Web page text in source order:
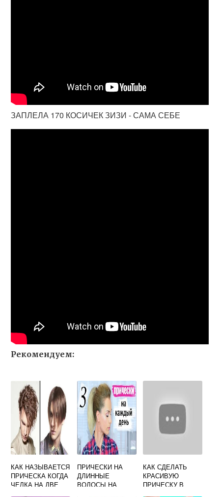
ЗАПЛЕЛА 170 КОСИЧЕК ЗИЗИ - САМА СЕБЕ
Рекомендуем:
КАК НАЗЫВАЕТСЯ
ПРИЧЕСКА КОГДА
ЧЕЛКА НА ДВЕ
ПРИЧЕСКИ НА
ДЛИННЫЕ
ВОЛОСЫ НА
КАК СДЕЛАТЬ
КРАСИВУЮ
ПРИЧЕСКУ В